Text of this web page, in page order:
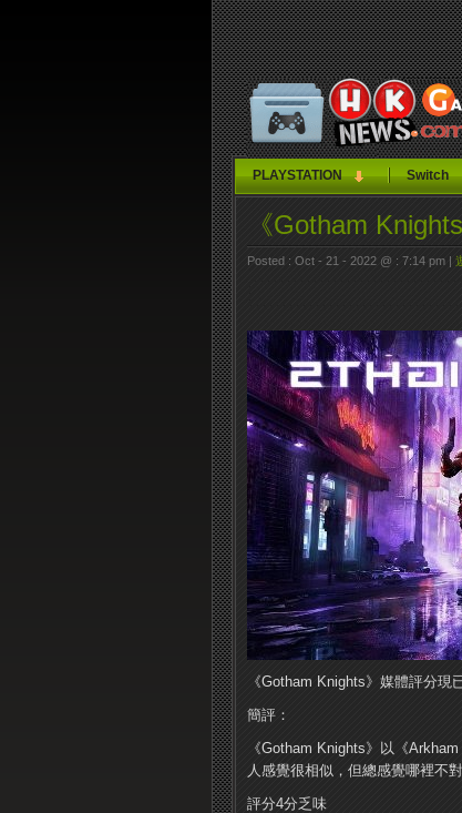
PLAYSTATION Switch
《Gotham
Posted : Oct - 21 - 2022 @ : 7:14 pm |
《Gotham Knights》媒體評分現
簡評：
《Gotham Knights》以《
人感覺很相似，但總感覺哪裡不
評分4分乏味